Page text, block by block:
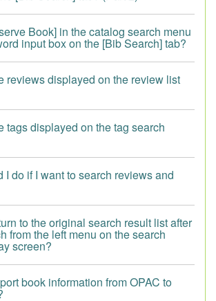
Book] in the catalog search menu
input box on the [Bib Search] tab?
reviews displayed on the review list
tags displayed on the tag search
I do if I want to search reviews and
to the original search result list after
from the left menu on the search
screen?
book information from OPAC to